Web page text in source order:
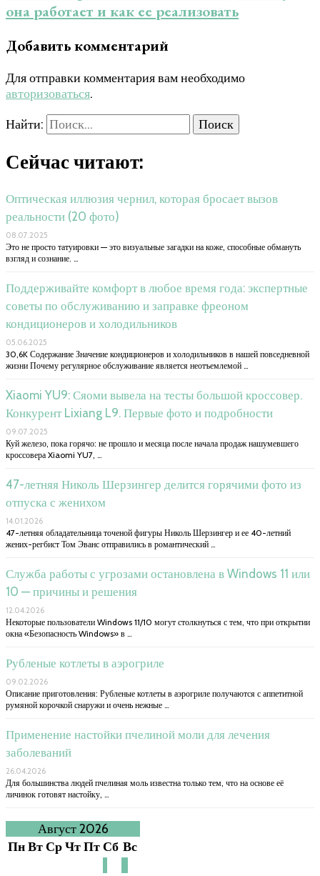
она работает и как ее реализовать
Добавить комментарий
Для отправки комментария вам необходимо
авторизоваться.
Найти:
Сейчас читают:
Оптическая иллюзия чернил, которая бросает вызов
реальности (20 фото)
08.07.2025
Это не просто татуировки — это визуальные загадки на коже, способные обмануть
взгляд и сознание. …
Поддерживайте комфорт в любое время года: экспертные
советы по обслуживанию и заправке фреоном
кондиционеров и холодильников
05.06.2025
30,6K Содержание Значение кондиционеров и холодильников в нашей повседневной
жизни Почему регулярное обслуживание является неотъемлемой …
Xiaomi YU9: Сяоми вывела на тесты большой кроссовер.
Конкурент Lixiang L9. Первые фото и подробности
09.07.2025
Куй железо, пока горячо: не прошло и месяца после начала продаж нашумевшего
кроссовера Xiaomi YU7, …
47-летняя Николь Шерзингер делится горячими фото из
отпуска с женихом
14.01.2026
47-летняя обладательница точеной фигуры Николь Шерзингер и ее 40-летний
жених-регбист Том Эванс отправились в романтический …
Служба работы с угрозами остановлена в Windows 11 или
10 — причины и решения
12.04.2026
Некоторые пользователи Windows 11/10 могут столкнуться с тем, что при открытии
окна «Безопасность Windows» в …
Рубленые котлеты в аэрогриле
09.02.2026
Описание приготовления: Рубленые котлеты в аэрогриле получаются с аппетитной
румяной корочкой снаружи и очень нежные …
Применение настойки пчелиной моли для лечения
заболеваний
26.04.2026
Для большинства людей пчелиная моль известна только тем, что на основе её
личинок готовят настойку, …
Август 2026
ПнВтСрЧтПтСб Вс